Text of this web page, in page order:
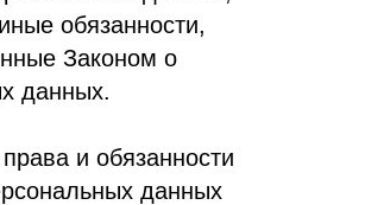
обязанности,
Законом о
данных.
и обязанности
данных